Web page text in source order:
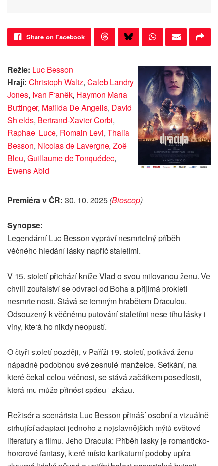
Share on Facebook
Režie: Luc Besson
Hrají: Christoph Waltz, Caleb Landry
Jones, Ivan Franěk, Haymon Maria
Buttinger, Matilda De Angelis, David
Shields, Bertrand-Xavier Corbi,
Raphael Luce, Romain Levi, Thalia
Besson, Nicolas de Lavergne, Zoë
Bleu, Guillaume de Tonquédec,
Ewens Abid
Premiéra v ČR: 30. 10. 2025 (Bioscop)
Synopse:
Legendární Luc Besson vypráví nesmrtelný příběh
věčného hledání lásky napříč staletími.
V 15. století přichází kníže Vlad o svou milovanou ženu. Ve
chvíli zoufalství se odvrací od Boha a přijímá prokletí
nesmrtelnosti. Stává se temným hrabětem Draculou.
Odsouzený k věčnému putování staletími nese tíhu lásky i
viny, která ho nikdy neopustí.
O čtyři století později, v Paříži 19. století, potkává ženu
nápadně podobnou své zesnulé manželce. Setkání, na
které čekal celou věčnost, se stává začátkem posedlosti,
která mu může přinést spásu i zkázu.
Režisér a scenárista Luc Besson přináší osobní a vizuálně
strhující adaptaci jednoho z nejslavnějších mýtů světové
literatury a filmu. Jeho Dracula: Příběh lásky je romanticko-
hororové fantasy, které místo karikaturní podoby upíra